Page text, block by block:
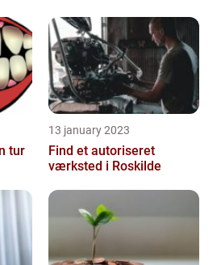
tur
13 january 2023
Find et autoriseret
værksted i Roskilde